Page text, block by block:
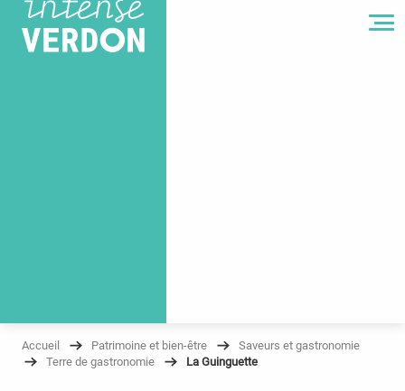
Accueil Patrimoine et bien-être
Saveurs et gastronomie
Terre de gastronomie
La Guinguette